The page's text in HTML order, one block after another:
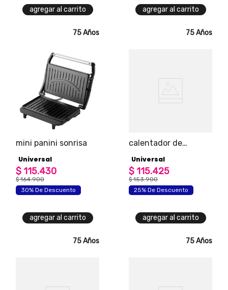
agregar al carrito agregar al carrito
75 Años
mini panini sonrisa
Universal
$ 115.430
$ 164.900
30% De Descuento
agregar al carrito
75 Años
calentador de
Universal
$ 115.425
$ 153.900
25% De Descuento
agregar al carrito
75 Años 75 Años